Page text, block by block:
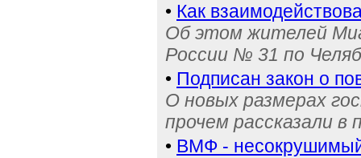
• Как
Об этом жителей
России № 31 по
• Подписан закон о
О новых размерах
прочем рассказали в
• ВМФ -